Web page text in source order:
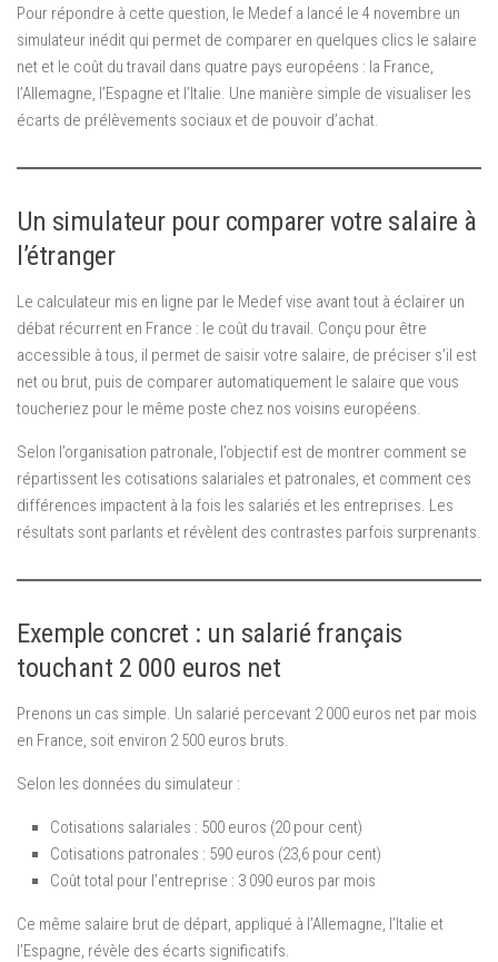
Pour répondre à cette question, le Medef a lancé le 4 novembre un
simulateur inédit qui permet de comparer en quelques clics le salaire
net et le coût du travail dans quatre pays européens : la France,
l’Allemagne, l’Espagne et l’Italie. Une manière simple de visualiser les
écarts de prélèvements sociaux et de pouvoir d’achat.
Un simulateur pour comparer votre salaire à
l’étranger
Le calculateur mis en ligne par le Medef vise avant tout à éclairer un
débat récurrent en France : le coût du travail. Conçu pour être
accessible à tous, il permet de saisir votre salaire, de préciser s’il est
net ou brut, puis de comparer automatiquement le salaire que vous
toucheriez pour le même poste chez nos voisins européens.
Selon l’organisation patronale, l’objectif est de montrer comment se
répartissent les cotisations salariales et patronales, et comment ces
différences impactent à la fois les salariés et les entreprises. Les
résultats sont parlants et révèlent des contrastes parfois surprenants.
Exemple concret : un salarié français
touchant 2 000 euros net
Prenons un cas simple. Un salarié percevant 2 000 euros net par mois
en France, soit environ 2 500 euros bruts.
Selon les données du simulateur :
Cotisations salariales : 500 euros (20 pour cent)
Cotisations patronales : 590 euros (23,6 pour cent)
Coût total pour l’entreprise : 3 090 euros par mois
Ce même salaire brut de départ, appliqué à l’Allemagne, l’Italie et
l’Espagne, révèle des écarts significatifs.